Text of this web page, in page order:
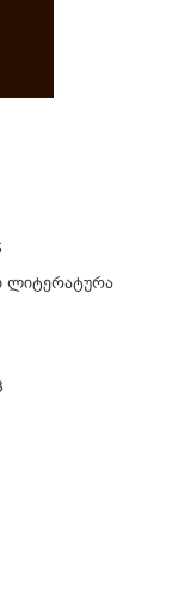
ლიტერატურა